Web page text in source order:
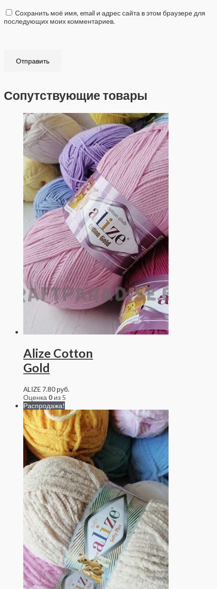
Сохранить моё имя, email и адрес сайта в этом браузере для
последующих моих комментариев.
Сопутствующие товары
Alize Cotton
Gold
ALIZE 7.80 руб.
Оценка 0 из 5
Распродажа!